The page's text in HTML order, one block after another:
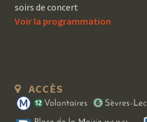
soirs de concert
Voir la programmation
ACCÈS